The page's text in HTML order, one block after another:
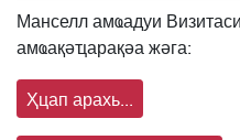
Манселл амҩадуи
амҩақәҵарақәа жәга:
Ҳцап арахь...